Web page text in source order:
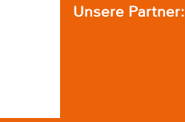
Unsere Partner: